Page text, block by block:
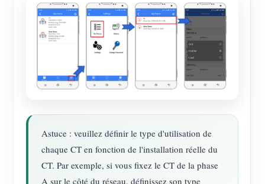
Astuce : veuillez définir le type d'utilisation de
chaque CT en fonction de l'installation réelle du
CT. Par exemple, si vous fixez le CT de la phase
A sur le côté du réseau, définissez son type